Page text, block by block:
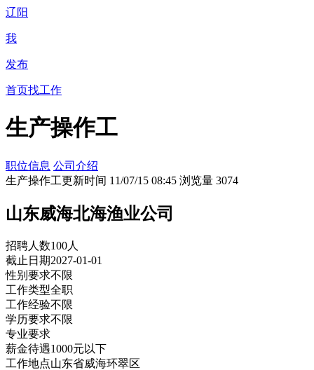
辽阳
我
发布
首页找工作
生产操作工
职位信息 公司介绍
生产操作工更新时间 11/07/15 08:45 浏览量 3074
山东威海北海渔业公司
招聘人数100人
截止日期2027-01-01
性别要求不限
工作类型全职
工作经验不限
学历要求不限
专业要求
薪金待遇1000元以下
工作地点山东省威海环翠区